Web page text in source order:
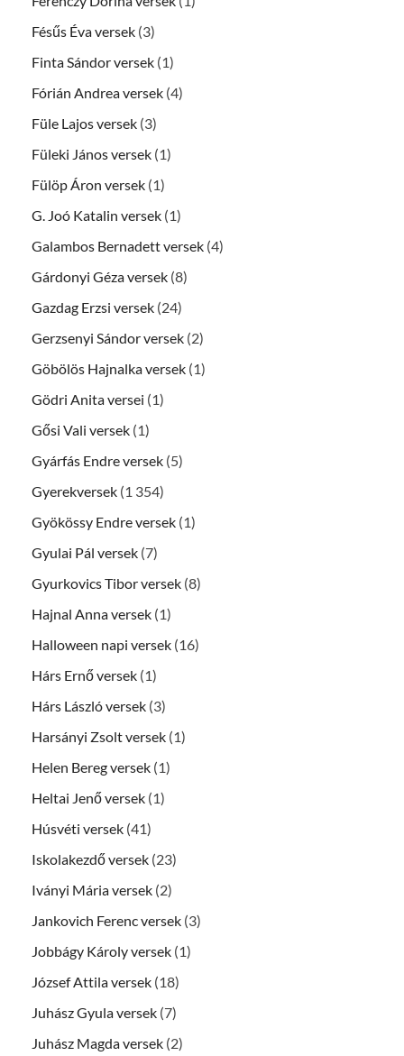
Fésűs Éva versek (3)
Finta Sándor versek (1)
Fórián Andrea versek (4)
Füle Lajos versek (3)
Füleki János versek (1)
Fülöp Áron versek (1)
G. Joó Katalin versek (1)
Galambos Bernadett versek (4)
Gárdonyi Géza versek (8)
Gazdag Erzsi versek (24)
Gerzsenyi Sándor versek (2)
Göbölös Hajnalka versek (1)
Gödri Anita versei (1)
Gősi Vali versek (1)
Gyárfás Endre versek (5)
Gyerekversek (1 354)
Gyökössy Endre versek (1)
Gyulai Pál versek (7)
Gyurkovics Tibor versek (8)
Hajnal Anna versek (1)
Halloween napi versek (16)
Hárs Ernő versek (1)
Hárs László versek (3)
Harsányi Zsolt versek (1)
Helen Bereg versek (1)
Heltai Jenő versek (1)
Húsvéti versek (41)
Iskolakezdő versek (23)
Iványi Mária versek (2)
Jankovich Ferenc versek (3)
Jobbágy Károly versek (1)
József Attila versek (18)
Juhász Gyula versek (7)
Juhász Magda versek (2)